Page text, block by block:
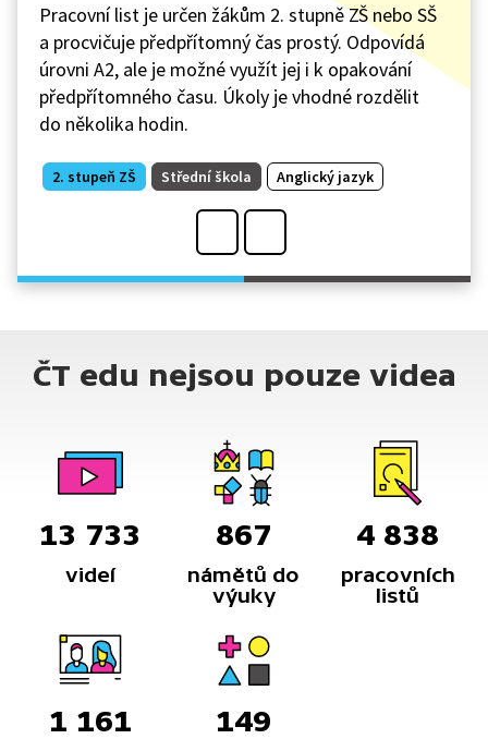
Pracovní list je určen žákům 2. stupně ZŠ nebo SŠ
a procvičuje předpřítomný čas prostý. Odpovídá
úrovni A2, ale je možné využít jej i k opakování
předpřítomného času. Úkoly je vhodné rozdělit
do několika hodin.
2. stupeň ZŠ Střední škola Anglický jazyk
ČT edu nejsou pouze videa
13 733
videí
867
námětů do
výuky
4 838
pracovních
listů
1 161 149